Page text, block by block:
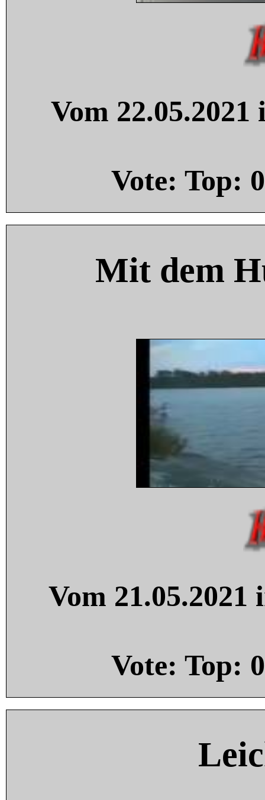
Vom
Vote: Top: 0
Mit dem
Vom
Vote: Top: 0